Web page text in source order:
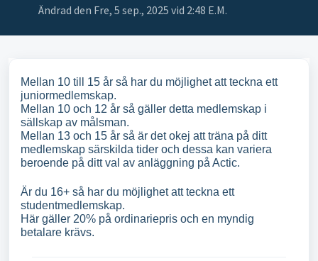
Ändrad den Fre, 5 sep., 2025 vid 2:48 E.M.
Mellan 10 till 15 år så har du möjlighet att teckna ett
juniormedlemskap.
Mellan 10 och 12 år så gäller detta medlemskap i
sällskap av målsman.
Mellan 13 och 15 år så är det okej att träna på ditt
medlemskap särskilda tider och dessa kan variera
beroende på ditt val av anläggning på Actic.
Är du 16+ så har du möjlighet att teckna ett
studentmedlemskap.
Här gäller 20% på ordinariepris och en myndig
betalare krävs.